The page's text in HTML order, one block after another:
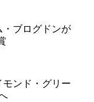
・ブログドンが
ンド・グリー